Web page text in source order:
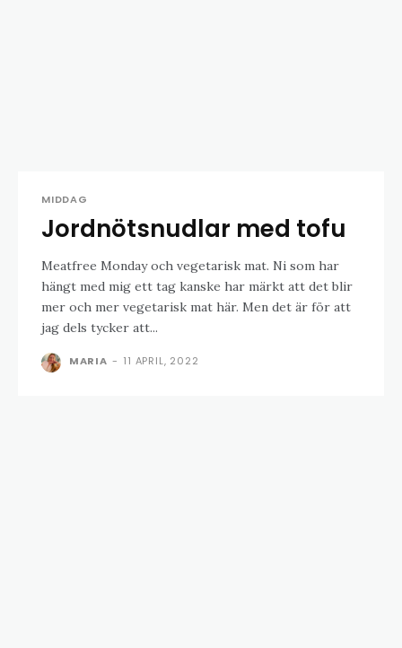
MIDDAG
Jordnötsnudlar med tofu
Meatfree Monday och vegetarisk mat. Ni som har
hängt med mig ett tag kanske har märkt att det blir
mer och mer vegetarisk mat här. Men det är för att
jag dels tycker att...
MARIA - 11 APRIL, 2022